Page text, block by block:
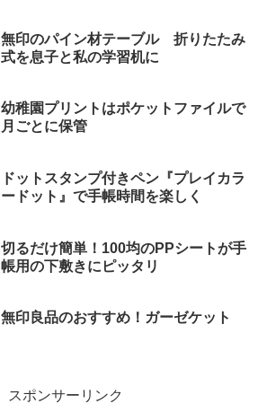
無印のパイン材テーブル 折りたたみ
式を息子と私の学習机に
幼稚園プリントはポケットファイルで
月ごとに保管
ドットスタンプ付きペン『プレイカラ
ードット』で手帳時間を楽しく
切るだけ簡単！100均のPPシートが手
帳用の下敷きにピッタリ
無印良品のおすすめ！ガーゼケット
スポンサーリンク